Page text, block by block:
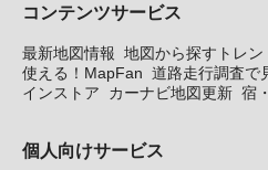
コンテンツサービス
最新地図情報 地図から探すトレン
使える！MapFan 道路走行調査で
インストア
カーナビ地図更新 宿
個人向けサービス